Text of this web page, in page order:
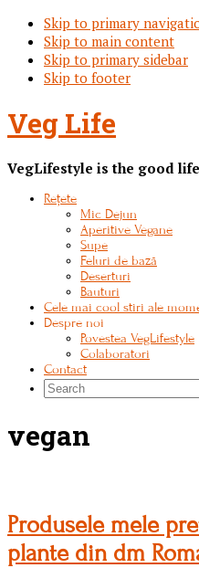
Skip to primary
Skip to main content
Skip to primary sidebar
Skip to footer
Veg Life
VegLifestyle is the good life
Rețete
Mic Dejun
Aperitive Vegane
Supe
Feluri de bază
Deserturi
Bauturi
Cele mai cool stiri ale
Despre noi
Povestea VegLifestyle
Colaboratori
Contact
Search
vegan
Produsele mele
plante din dm